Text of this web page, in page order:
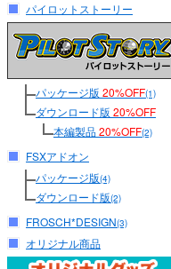
パイロットストーリー
パッケージ版 20%OFF(1)
ダウンロード版 20%OFF
本編製品20%OFF(2)
FSXアドオン
パッケージ版(4)
ダウンロード版(2)
FROSCH*DESIGN(3)
オリジナル商品